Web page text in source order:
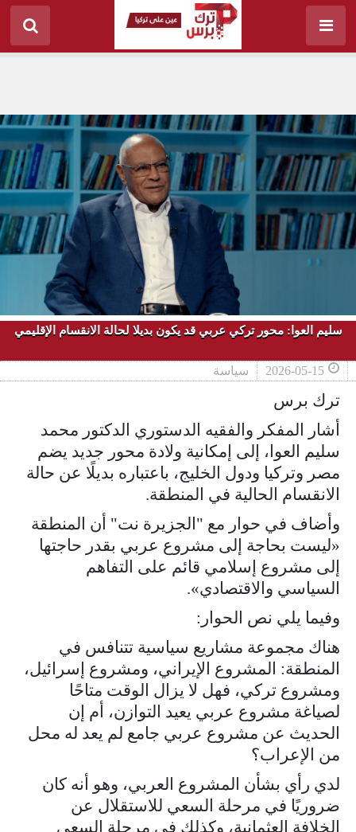
سليم العوا: محور تركي عربي قد يكون بديلا لحالة الانقسام الإقليمي
2026-05-15 سياسة
ترك برس
أشار المفكر والفقيه الدستوري الدكتور محمد
سليم العوا، إلى إمكانية ولادة محور جديد يضم
مصر وتركيا ودول الخليج، باعتباره بديلًا عن حالة
الانقسام الحالية في المنطقة.
وأضاف في حوار مع "الجزيرة نت" أن المنطقة
«ليست بحاجة إلى مشروع عربي بقدر حاجتها
إلى مشروع إسلامي قائم على التفاهم
السياسي والاقتصادي».
وفيما يلي نص الحوار:
هناك مجموعة مشاريع سياسية تتنافس في
المنطقة: المشروع الإيراني، ومشروع إسرائيل،
ومشروع تركي، فهل لا يزال الوقت متاحًا
لصياغة مشروع عربي يعيد التوازن، أم إن
الحديث عن مشروع عربي جامع لم يعد له محل
من الإعراب؟
لدي رأي بشأن المشروع العربي، وهو أنه كان
ضروريًا في مرحلة السعي للاستقلال عن
الخلافة العثمانية، وكذلك في مرحلة السعي